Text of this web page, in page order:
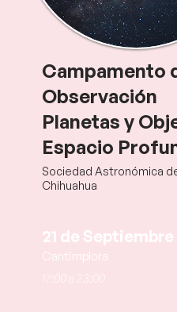
Campamento
Observación
Planetas y
Espacio
Sociedad Astronómica
Chihuahua
21 de Septiembre
Cantimplora